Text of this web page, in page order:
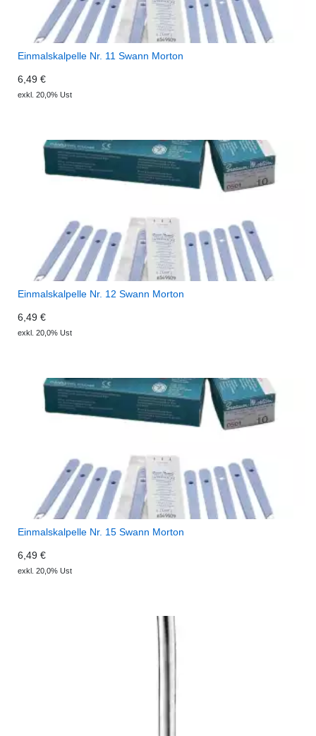
Einmalskalpelle Nr. 11 Swann Morton
6,49 €
exkl. 20,0% Ust
Einmalskalpelle Nr. 12 Swann Morton
6,49 €
exkl. 20,0% Ust
Einmalskalpelle Nr. 15 Swann Morton
6,49 €
exkl. 20,0% Ust